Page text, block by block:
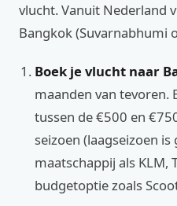
vlucht. Vanuit Nederland
Bangkok (Suvarnabhumi
Boek je vlucht naar
maanden van tevoren.
tussen de €500 en
seizoen (laagseizoen
maatschappij als KLM,
budgetoptie zoals